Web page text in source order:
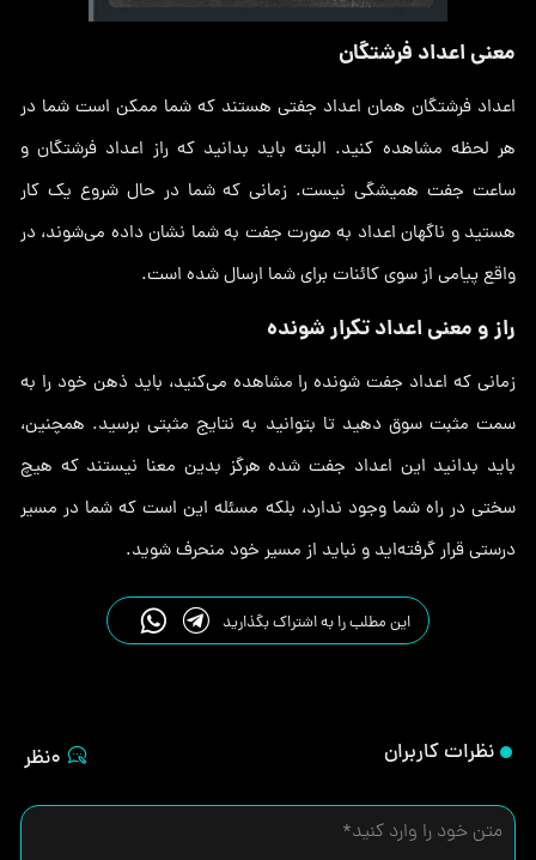
معنی اعداد فرشتگان
اعداد فرشتگان همان اعداد جفتی هستند که شما ممکن است شما در
هر لحظه مشاهده کنید. البته باید بدانید که راز اعداد فرشتگان و
ساعت جفت همیشگی نیست. زمانی که شما در حال شروع یک کار
هستید و ناگهان اعداد به صورت جفت به شما نشان داده می‌شوند، در
واقع پیامی از سوی کائنات برای شما ارسال شده است.
راز و معنی اعداد تکرار شونده
زمانی که اعداد جفت شونده را مشاهده می‌کنید، باید ذهن خود را به
سمت مثبت سوق دهید تا بتوانید به نتایج مثبتی برسید. همچنین،
باید بدانید این اعداد جفت شده هرگز بدین معنا نیستند که هیچ
سختی در راه شما وجود ندارد، بلکه مسئله این است که شما در مسیر
درستی قرار گرفته‌اید و نباید از مسیر خود منحرف شوید.
این مطلب را به اشتراک بگذارید
نظرات کاربران 0نظر